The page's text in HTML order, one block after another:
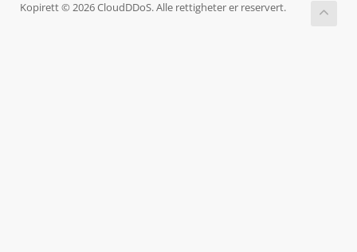
Kopirett © 2026 CloudDDoS. Alle rettigheter er reservert.